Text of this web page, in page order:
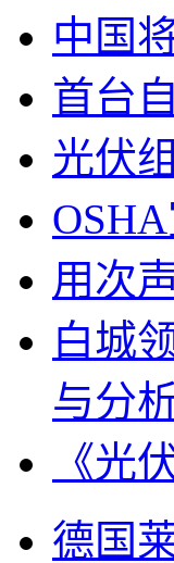
中国
首台
光伏
用次
白城
与分
《光
德国